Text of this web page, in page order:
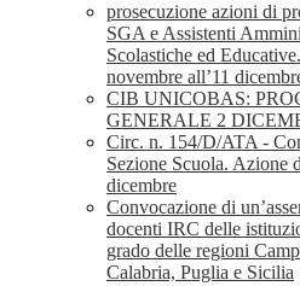
prosecuzione azioni di
SGA e Assistenti
Scolastiche ed
novembre all’11
CIB UNICOBAS:
GENERALE 2
Circ. n. 154/D/ATA -
Sezione Scuola. Azione
dicembre
Convocazione di
docenti IRC delle
grado delle regioni
Calabria, Puglia e Sicilia